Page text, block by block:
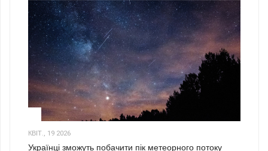
КВІТ., 19 2026
Українці зможуть побачити пік метеорного потоку